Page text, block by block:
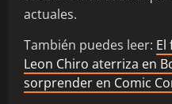
actuales.
También puedes leer: El
Leon Chiro aterriza en
sorprender en Comic